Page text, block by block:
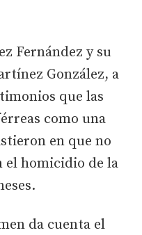
Fernández y su
González, a
que las
como una
en que no
el homicidio de la
da cuenta el